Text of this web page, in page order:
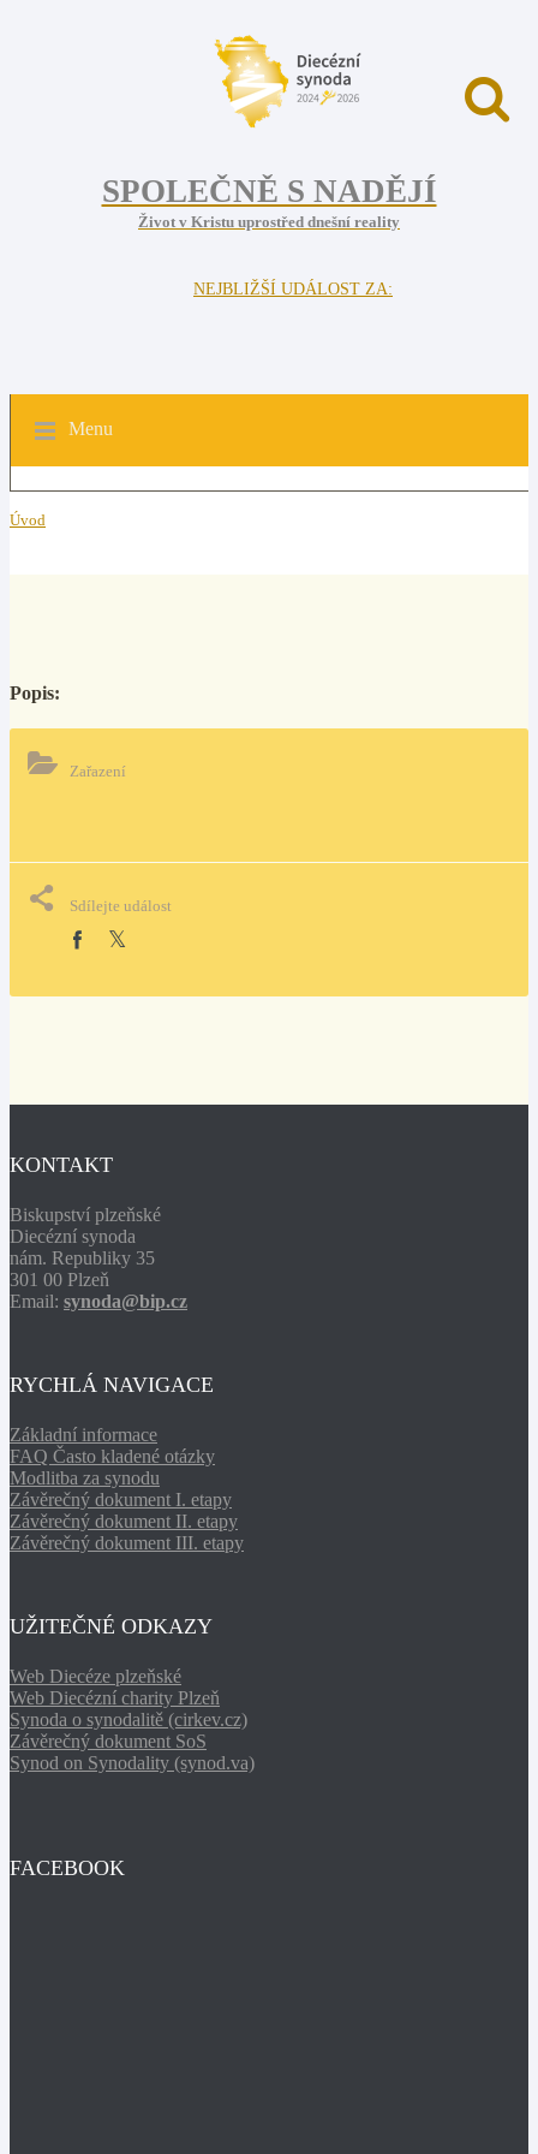
SPOLEČNĚ S NADĚJÍ
Život v Kristu uprostřed dnešní reality
NEJBLIŽŠÍ UDÁLOST ZA:
Menu
Úvod
Popis:
Zařazení
Sdílejte událost
KONTAKT
Biskupství plzeňské
Diecézní synoda
nám. Republiky 35
301 00 Plzeň
Email: synoda@bip.cz
RYCHLÁ NAVIGACE
Základní informace
FAQ Často kladené otázky
Modlitba za synodu
Závěrečný dokument I. etapy
Závěrečný dokument II. etapy
Závěrečný dokument III. etapy
UŽITEČNÉ ODKAZY
Web Diecéze plzeňské
Web Diecézní charity Plzeň
Synoda o synodalitě (cirkev.cz)
Závěrečný dokument SoS
Synod on Synodality (synod.va)
FACEBOOK